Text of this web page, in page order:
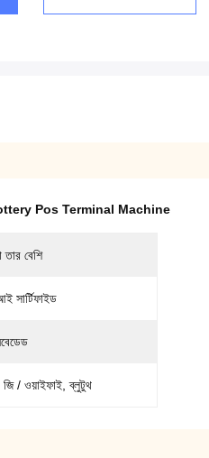
Pos Terminal Machine
বেশি
সার্টিফাইড
/ ওয়াইফাই, ব্লুটুথ